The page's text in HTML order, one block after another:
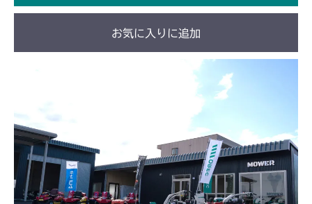
本体 FIG13 動力伝達
CM182
本体 FIG13 動力伝達
本体 FIG17 動力伝達(刈刃)
本体 FIG15 動力伝達(刈刃)
本体 FIG12 動力伝達
CM211
本体 FIG12 動力伝達
CM212
お気に入りに追加